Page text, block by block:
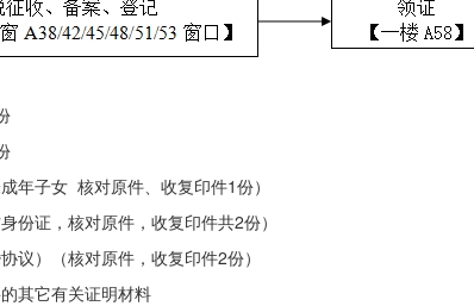
年子女 核对原件、收复印件1份）
份证，核对原件，收复印件共2份）
议）（核对原件，收复印件2份）
其它有关证明材料